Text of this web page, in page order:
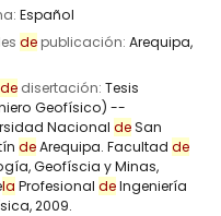
Español
depublicación: Arequipa,
dedisertación: Tesis
Geofísico) --
Nacional deSan
deArequipa. Facultad de
Geofíscia y Minas,
la Profesional deIngeniería
2009.